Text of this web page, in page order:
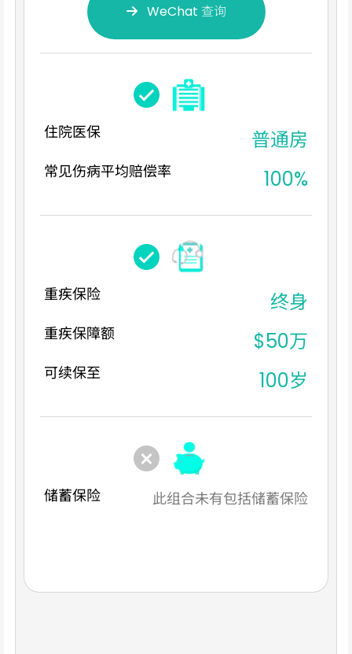
WeChat 查询
住院医保 普通房
常见伤病平均赔偿率 100%
重疾保险 终身
重疾保障额 $50万
可续保至 100岁
储蓄保险 此组合未有包括储蓄保险